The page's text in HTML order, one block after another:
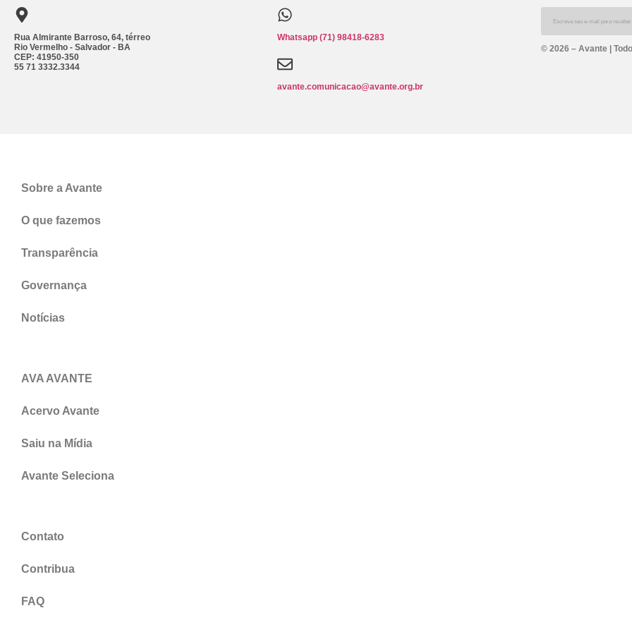
Rua Almirante Barroso, 64, térreo
Rio Vermelho - Salvador - BA
CEP: 41950-350
55 71 3332.3344
Whatsapp (71) 98418-6283
avante.comunicacao@avante.org.br
© 2026 – Avante |
Sobre a Avante
O que fazemos
Transparência
Governança
Notícias
AVA AVANTE
Acervo Avante
Saiu na Mídia
Avante Seleciona
Contato
Contribua
FAQ